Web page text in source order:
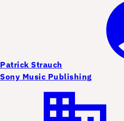
Patrick Strauch
Sony Music Publishing